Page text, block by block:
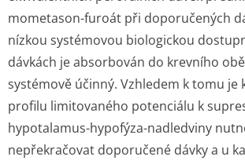
mometason-furoát při doporučených
nízkou systémovou biologickou
dávkách je absorbován do krevního
systémově účinný. Vzhledem k tomu je
profilu limitovaného potenciálu k
hypotalamus-hypofýza-nadledviny
nepřekračovat doporučené dávky a u